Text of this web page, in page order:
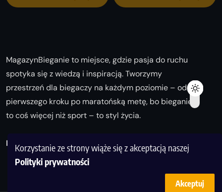
Korzystanie ze strony wiąże się z akceptacją naszej
Polityki prywatności
Akceptuj
MagazynBieganie to miejsce, gdzie pasja do ruchu
spotyka się z wiedzą i inspiracją. Tworzymy
przestrzeń dla biegaczy na każdym poziomie – od
pierwszego kroku po maratońską metę, bo bieganie
to coś więcej niż sport – to styl życia.
Biegaj z nami i odkrywaj swoją najlepszą wersję!